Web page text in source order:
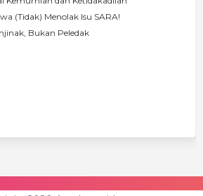
(Tidak) Menolak Isu SARA!
Bukan Peledak